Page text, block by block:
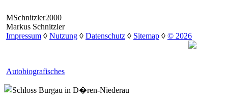
MSchnitzler2000
Markus Schnitzler
Impressum ◊ Nutzung ◊ Datenschutz ◊ Sitemap ◊ © 2026
Autobiografisches